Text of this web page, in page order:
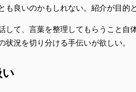
も良いのかもしれない。紹介が目的
して、言葉を整理してもらうこと自
状況を切り分ける手伝いが欲しい。